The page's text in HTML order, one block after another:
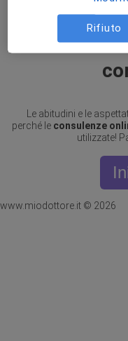
Clicca su
Le abitudini e le
perché le consulenze
utilizzate!
www.miodottore.it © 2026
Rifiuto